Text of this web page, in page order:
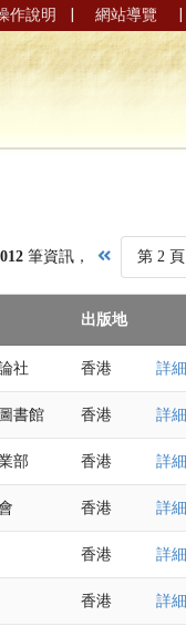
作說明 | 網站導覽 |
筆資訊， 第 2 頁
出版地
社 香港 詳
書館 香港 詳
部 香港 詳
香港 詳
香港 詳
香港 詳